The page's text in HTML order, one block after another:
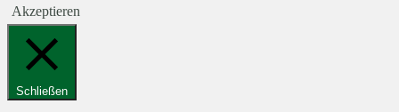
Akzeptieren
Schließen